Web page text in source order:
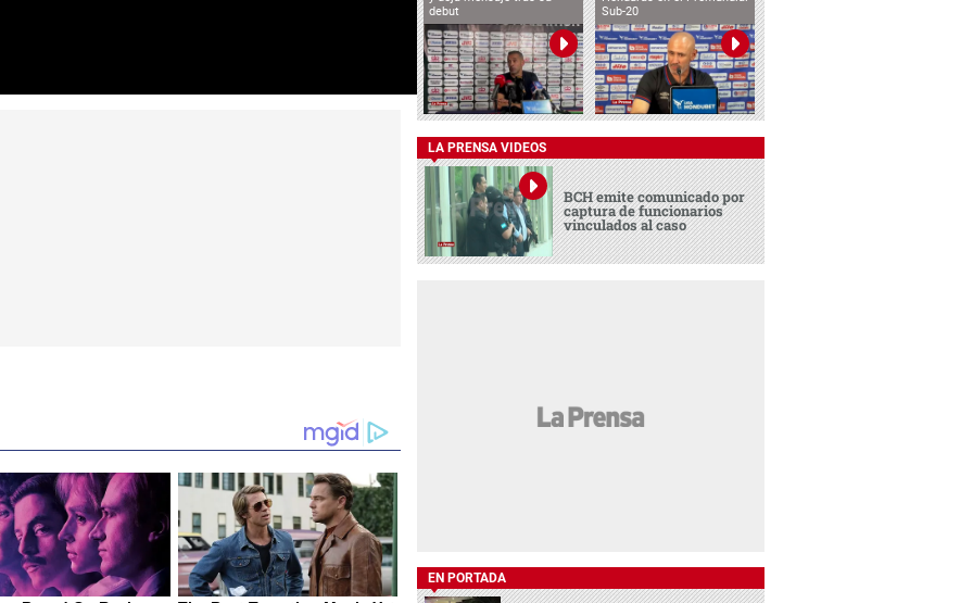
debut
Sub-20
LA PRENSA VIDEOS
BCH emite comunicado por
captura de funcionarios
vinculados al caso
EN PORTADA